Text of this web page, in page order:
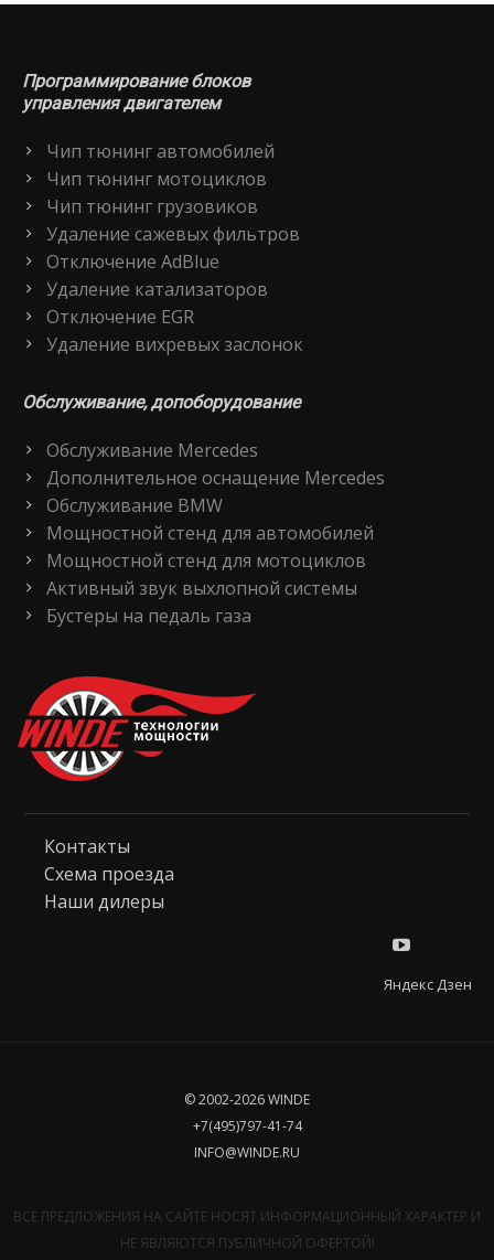
Программирование блоков
управления двигателем
Чип тюнинг автомобилей
Чип тюнинг мотоциклов
Чип тюнинг грузовиков
Удаление сажевых фильтров
Отключение AdBlue
Удаление катализаторов
Отключение EGR
Удаление вихревых заслонок
Обслуживание, допоборудование
Обслуживание Mercedes
Дополнительное оснащение Mercedes
Обслуживание BMW
Мощностной стенд для автомобилей
Мощностной стенд для мотоциклов
Активный звук выхлопной системы
Бустеры на педаль газа
Контакты
Схема проезда
Наши дилеры
Яндекс Дзен
© 2002-2026 WINDE
+7(495)797-41-74
INFO@WINDE.RU
ВСЕ ПРЕДЛОЖЕНИЯ НА САЙТЕ НОСЯТ ИНФОРМАЦИОННЫЙ ХАРАКТЕР И
НЕ ЯВЛЯЮТСЯ ПУБЛИЧНОЙ ОФЕРТОЙ!